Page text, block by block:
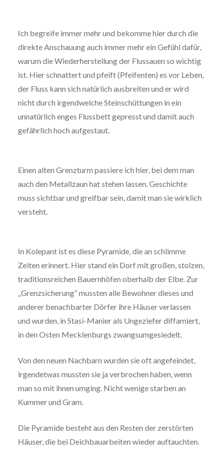
Ich begreife immer mehr und bekomme hier durch die
direkte Anschauung auch immer mehr ein Gefühl dafür,
warum die Wiederherstellung der Flussauen so wichtig
ist. Hier schnattert und pfeift (Pfeifenten) es vor Leben,
der Fluss kann sich natürlich ausbreiten und er wird
nicht durch irgendwelche Steinschüttungen in ein
unnatürlich enges Flussbett gepresst und damit auch
gefährlich hoch aufgestaut.
Einen alten Grenzturm passiere ich hier, bei dem man
auch den Metallzaun hat stehen lassen. Geschichte
muss sichtbar und greifbar sein, damit man sie wirklich
versteht.
In Kolepant ist es diese Pyramide, die an schlimme
Zeiten erinnert. Hier stand ein Dorf mit großen, stolzen,
traditionsreichen Bauernhöfen oberhalb der Elbe. Zur
„Grenzsicherung“ mussten alle Bewohner dieses und
anderer benachbarter Dörfer ihre Häuser verlassen
und wurden, in Stasi-Manier als Ungeziefer diffamiert,
in den Osten Mecklenburgs zwangsumgesiedelt.
Von den neuen Nachbarn wurden sie oft angefeindet,
irgendetwas mussten sie ja verbrochen haben, wenn
man so mit ihnen umging. Nicht wenige starben an
Kummer und Gram.
Die Pyramide besteht aus den Resten der zerstörten
Häuser, die bei Deichbauarbeiten wieder auftauchten.